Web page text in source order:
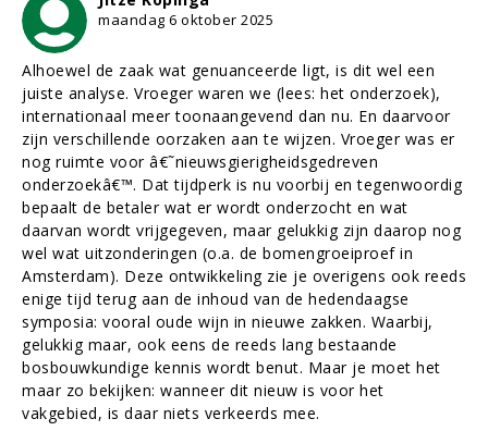
maandag 6 oktober 2025
Alhoewel de zaak wat genuanceerde ligt, is dit wel een
juiste analyse. Vroeger waren we (lees: het onderzoek),
internationaal meer toonaangevend dan nu. En daarvoor
zijn verschillende oorzaken aan te wijzen. Vroeger was er
nog ruimte voor â€˜nieuwsgierigheidsgedreven
onderzoekâ€™. Dat tijdperk is nu voorbij en tegenwoordig
bepaalt de betaler wat er wordt onderzocht en wat
daarvan wordt vrijgegeven, maar gelukkig zijn daarop nog
wel wat uitzonderingen (o.a. de bomengroeiproef in
Amsterdam). Deze ontwikkeling zie je overigens ook reeds
enige tijd terug aan de inhoud van de hedendaagse
symposia: vooral oude wijn in nieuwe zakken. Waarbij,
gelukkig maar, ook eens de reeds lang bestaande
bosbouwkundige kennis wordt benut. Maar je moet het
maar zo bekijken: wanneer dit nieuw is voor het
vakgebied, is daar niets verkeerds mee.